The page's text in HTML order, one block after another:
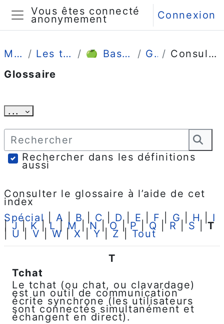
Passer au contenu principal
Panneau latéral
Vous êtes connecté
anonymement Connexion
Mes cours Les tutos enseignants 🍏 Bases de connaissances Glossaire
Consulter alphabétiquement
Glossaire
... Exporter des articles
Rechercher
Rechercher dans les définitions
aussi
Consulter le glossaire à l’aide de cet
index
Spécial |A B| C| D| E| F | G| H| I
|J | K |L |M |N|O |P |Q | R | S |T
| U | V |W |X | Y | Z | Tout
T
Tchat
Le tchat (ou chat, ou clavardage)
est un outil de communication
écrite synchrone (les utilisateurs
sont connectés simultanément et
échangent en direct).